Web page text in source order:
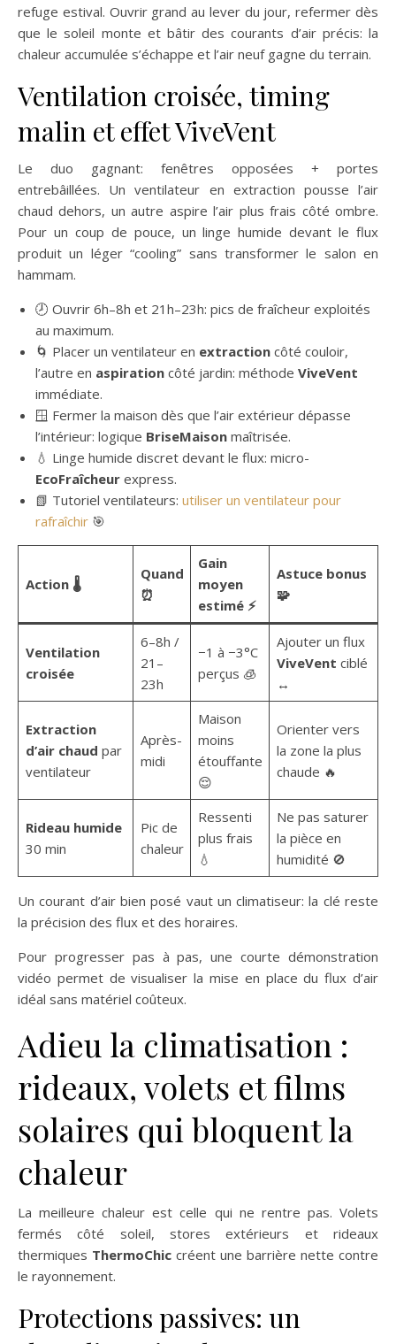
refuge estival. Ouvrir grand au lever du jour, refermer dès
que le soleil monte et bâtir des courants d’air précis: la
chaleur accumulée s’échappe et l’air neuf gagne du terrain.
Ventilation croisée, timing
malin et effet ViveVent
Le duo gagnant: fenêtres opposées + portes
entrebâillées. Un ventilateur en extraction pousse l’air
chaud dehors, un autre aspire l’air plus frais côté ombre.
Pour un coup de pouce, un linge humide devant le flux
produit un léger “cooling” sans transformer le salon en
hammam.
🕗 Ouvrir 6h–8h et 21h–23h: pics de fraîcheur exploités
au maximum.
🌀 Placer un ventilateur en extraction côté couloir,
l’autre en aspiration côté jardin: méthode ViveVent
immédiate.
🪟 Fermer la maison dès que l’air extérieur dépasse
l’intérieur: logique BriseMaison maîtrisée.
💧 Linge humide discret devant le flux: micro-
EcoFraîcheur express.
📗 Tutoriel ventilateurs: utiliser un ventilateur pour
rafraîchir 🎯
Action 🌡️
Quand
⏰
Gain
moyen
estimé ⚡
Astuce bonus
🧩
Ventilation
croisée
6–8h /
21–
23h
−1 à −3°C
perçus 🧊
Ajouter un flux
ViveVent ciblé
↔️
Extraction
d’air chaud par
ventilateur
Après-
midi
Maison
moins
étouffante
😌
Orienter vers
la zone la plus
chaude 🔥
Rideau humide
30 min
Pic de
chaleur
Ressenti
plus frais
💧
Ne pas saturer
la pièce en
humidité 🚫
Un courant d’air bien posé vaut un climatiseur: la clé reste
la précision des flux et des horaires.
Pour progresser pas à pas, une courte démonstration
vidéo permet de visualiser la mise en place du flux d’air
idéal sans matériel coûteux.
Adieu la climatisation :
rideaux, volets et films
solaires qui bloquent la
chaleur
La meilleure chaleur est celle qui ne rentre pas. Volets
fermés côté soleil, stores extérieurs et rideaux
thermiques ThermoChic créent une barrière nette contre
le rayonnement.
Protections passives: un